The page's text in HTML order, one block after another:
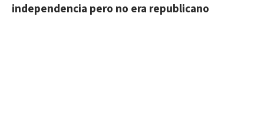
independencia pero no era republicano